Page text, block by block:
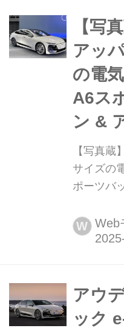
エディシ
アウディ
exc...
【写
アッ
の電
A6ス
ン &
【写真蔵
サイズの
ポーツバ
アッパー
ー電気自
W Web
アウ
ック